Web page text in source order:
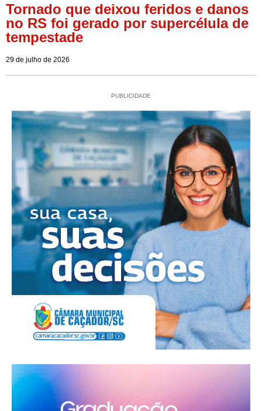
Tornado que deixou feridos e danos
no RS foi gerado por supercélula de
tempestade
29 de julho de 2026
PUBLICIDADE